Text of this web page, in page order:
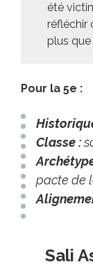
été
réfléchir
plus
Pour la 5e :
Classe :
pacte de
Sali